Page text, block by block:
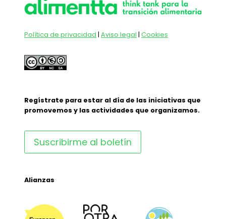
Política de privacidad | Aviso legal | Cookies
Regístrate para estar al día de las iniciativas que
promovemos y las actividades que organizamos.
Suscribirme al boletín
Alianzas